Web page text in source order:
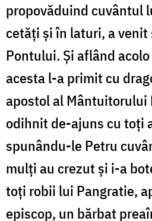
propovăduind cuvântul
cetăți și în laturi, a
Pontului. Și aflând
acesta l-a primit cu
apostol al Mântuitorului
odihnit de-ajuns cu toți
spunându-le Petru
mulți au crezut și i-a
toți robii lui Pangratie,
episcop, un bărbat